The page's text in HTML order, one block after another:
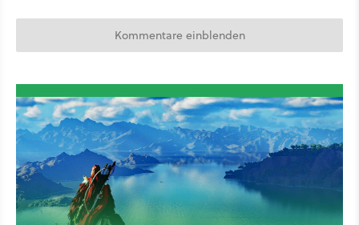
Kommentare einblenden